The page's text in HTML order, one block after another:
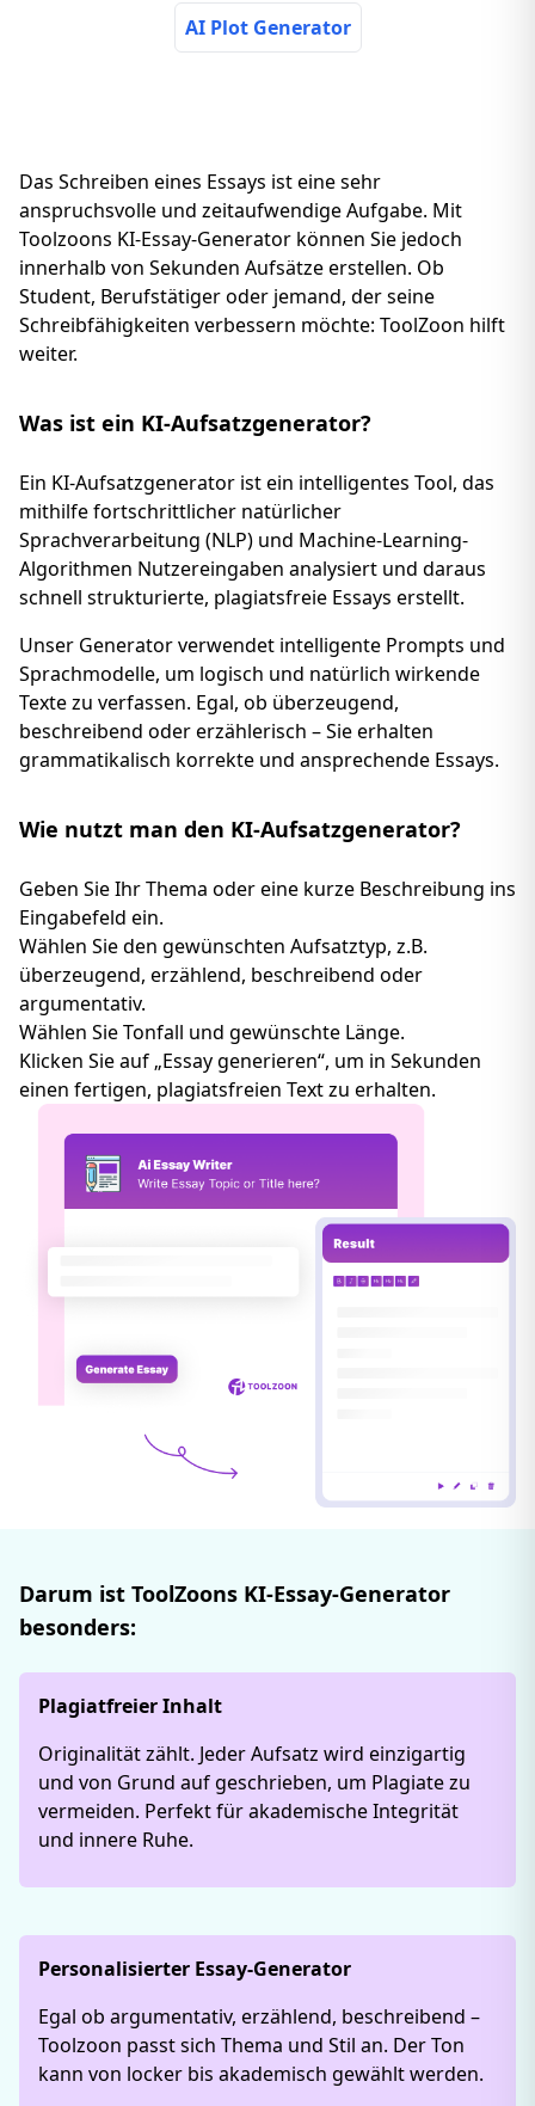
AI Plot Generator
Das Schreiben eines Essays ist eine sehr
anspruchsvolle und zeitaufwendige Aufgabe. Mit
Toolzoons KI-Essay-Generator können Sie jedoch
innerhalb von Sekunden Aufsätze erstellen. Ob
Student, Berufstätiger oder jemand, der seine
Schreibfähigkeiten verbessern möchte: ToolZoon hilft
weiter.
Was ist ein KI-Aufsatzgenerator?
Ein KI-Aufsatzgenerator ist ein intelligentes Tool, das
mithilfe fortschrittlicher natürlicher
Sprachverarbeitung (NLP) und Machine-Learning-
Algorithmen Nutzereingaben analysiert und daraus
schnell strukturierte, plagiatsfreie Essays erstellt.
Unser Generator verwendet intelligente Prompts und
Sprachmodelle, um logisch und natürlich wirkende
Texte zu verfassen. Egal, ob überzeugend,
beschreibend oder erzählerisch – Sie erhalten
grammatikalisch korrekte und ansprechende Essays.
Wie nutzt man den KI-Aufsatzgenerator?
Geben Sie Ihr Thema oder eine kurze Beschreibung ins
Eingabefeld ein.
Wählen Sie den gewünschten Aufsatztyp, z.B.
überzeugend, erzählend, beschreibend oder
argumentativ.
Wählen Sie Tonfall und gewünschte Länge.
Klicken Sie auf „Essay generieren“, um in Sekunden
einen fertigen, plagiatsfreien Text zu erhalten.
Darum ist ToolZoons KI-Essay-Generator
besonders:
Plagiatfreier Inhalt
Originalität zählt. Jeder Aufsatz wird einzigartig
und von Grund auf geschrieben, um Plagiate zu
vermeiden. Perfekt für akademische Integrität
und innere Ruhe.
Personalisierter Essay-Generator
Egal ob argumentativ, erzählend, beschreibend –
Toolzoon passt sich Thema und Stil an. Der Ton
kann von locker bis akademisch gewählt werden.